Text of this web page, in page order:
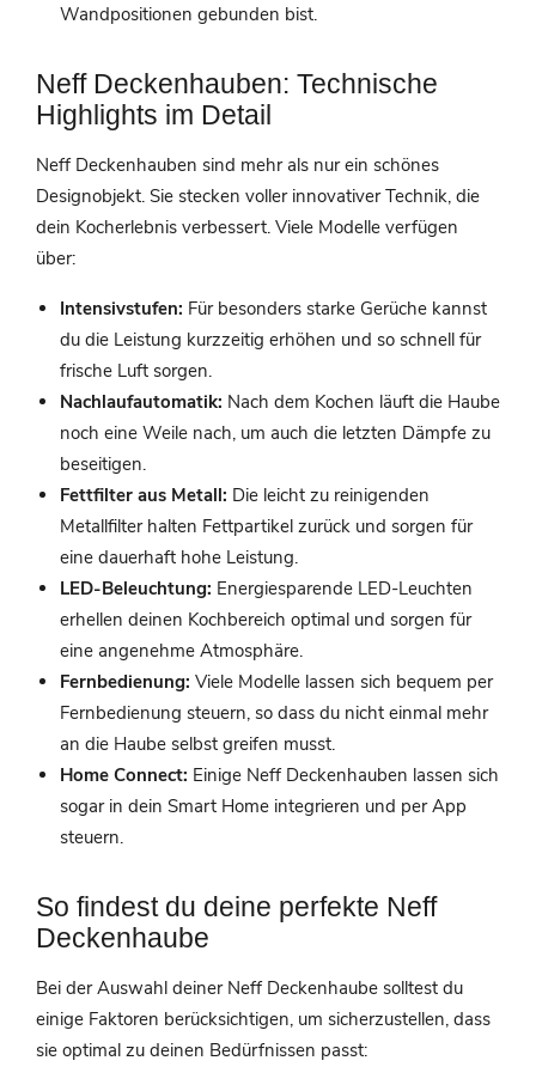
Wandpositionen gebunden bist.
Neff Deckenhauben: Technische
Highlights im Detail
Neff Deckenhauben sind mehr als nur ein schönes
Designobjekt. Sie stecken voller innovativer Technik, die
dein Kocherlebnis verbessert. Viele Modelle verfügen
über:
Intensivstufen: Für besonders starke Gerüche kannst
du die Leistung kurzzeitig erhöhen und so schnell für
frische Luft sorgen.
Nachlaufautomatik: Nach dem Kochen läuft die Haube
noch eine Weile nach, um auch die letzten Dämpfe zu
beseitigen.
Fettfilter aus Metall: Die leicht zu reinigenden
Metallfilter halten Fettpartikel zurück und sorgen für
eine dauerhaft hohe Leistung.
LED-Beleuchtung: Energiesparende LED-Leuchten
erhellen deinen Kochbereich optimal und sorgen für
eine angenehme Atmosphäre.
Fernbedienung: Viele Modelle lassen sich bequem per
Fernbedienung steuern, so dass du nicht einmal mehr
an die Haube selbst greifen musst.
Home Connect: Einige Neff Deckenhauben lassen sich
sogar in dein Smart Home integrieren und per App
steuern.
So findest du deine perfekte Neff
Deckenhaube
Bei der Auswahl deiner Neff Deckenhaube solltest du
einige Faktoren berücksichtigen, um sicherzustellen, dass
sie optimal zu deinen Bedürfnissen passt: